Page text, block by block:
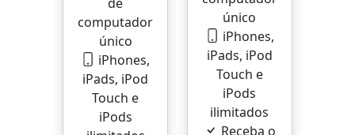
computador
único
iPhones,
iPads, iPod
Touch e
iPods
único
iPhones,
iPads, iPod
Touch e
iPods
ilimitados
Receba o